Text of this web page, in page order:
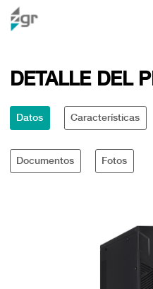
DETALLE DEL
Datos Características
Documentos Fotos